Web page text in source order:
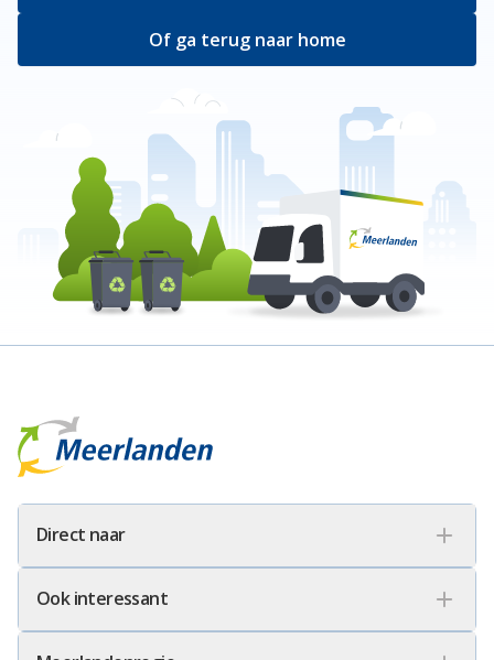
Of ga terug naar home
Meerlanden Logo
Direct naar
Ook interessant